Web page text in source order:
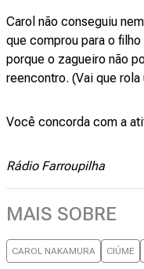
Carol não conseguiu
que comprou para o
porque o zagueiro não
reencontro. (Vai que
Você concorda com a
Rádio Farroupilha
MAIS SOBRE
CAROL NAKAMURA CIÚME